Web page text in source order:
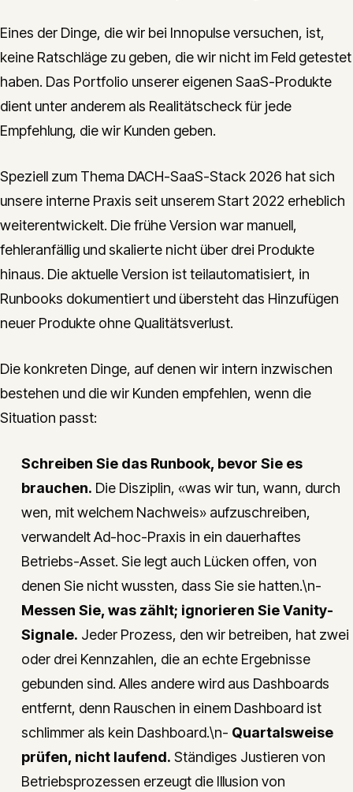
Eines der Dinge, die wir bei Innopulse versuchen, ist,
keine Ratschläge zu geben, die wir nicht im Feld getestet
haben. Das Portfolio unserer eigenen SaaS-Produkte
dient unter anderem als Realitätscheck für jede
Empfehlung, die wir Kunden geben.
Speziell zum Thema DACH-SaaS-Stack 2026 hat sich
unsere interne Praxis seit unserem Start 2022 erheblich
weiterentwickelt. Die frühe Version war manuell,
fehleranfällig und skalierte nicht über drei Produkte
hinaus. Die aktuelle Version ist teilautomatisiert, in
Runbooks dokumentiert und übersteht das Hinzufügen
neuer Produkte ohne Qualitätsverlust.
Die konkreten Dinge, auf denen wir intern inzwischen
bestehen und die wir Kunden empfehlen, wenn die
Situation passt:
Schreiben Sie das Runbook, bevor Sie es
brauchen. Die Disziplin, «was wir tun, wann, durch
wen, mit welchem Nachweis» aufzuschreiben,
verwandelt Ad-hoc-Praxis in ein dauerhaftes
Betriebs-Asset. Sie legt auch Lücken offen, von
denen Sie nicht wussten, dass Sie sie hatten.\n-
Messen Sie, was zählt; ignorieren Sie Vanity-
Signale. Jeder Prozess, den wir betreiben, hat zwei
oder drei Kennzahlen, die an echte Ergebnisse
gebunden sind. Alles andere wird aus Dashboards
entfernt, denn Rauschen in einem Dashboard ist
schlimmer als kein Dashboard.\n- Quartalsweise
prüfen, nicht laufend. Ständiges Justieren von
Betriebsprozessen erzeugt die Illusion von